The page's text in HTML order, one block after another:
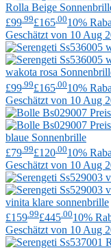
Rolla Beige
£99.99£165.0010%
Geschätzt von 10 Aug
wakota rosa
£99 .99£165 .0010%
Geschätzt von 10 Aug
blaue Sonnenbrille
£79 .99£120 .0010%
Geschätzt von 10 Aug
vinita klare sonnenbrille
£159.99£445.0010%
Geschätzt von 10 Aug